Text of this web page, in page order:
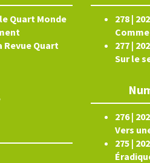
Quart Monde
Quart
278 |
277 |
Sur le
276 |
Vers
275 |